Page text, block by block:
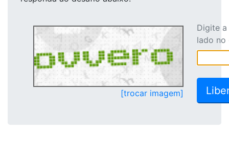
[trocar imagem]
Digite
lado no